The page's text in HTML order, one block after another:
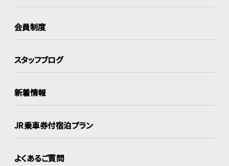
会員制度
スタッフブログ
新着情報
JR乗車券付宿泊プラン
よくあるご質問